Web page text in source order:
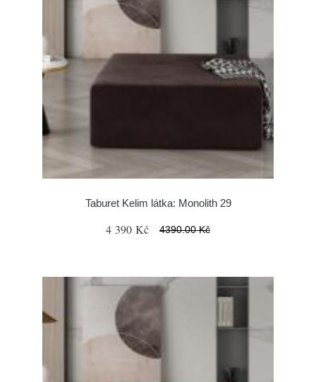
Taburet Kelim látka: Monolith 29
4 390 Kč 4390.00 Kč